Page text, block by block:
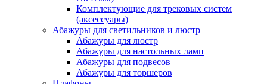
Комплектующие для трековых систем
(аксессуары)
Абажуры для светильников и люстр
Абажуры для люстр
Абажуры для настольных ламп
Абажуры для подвесов
Абажуры для торшеров